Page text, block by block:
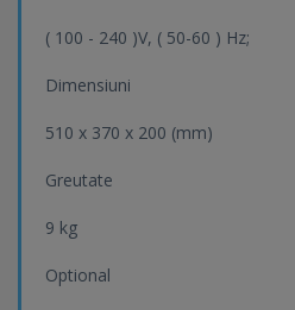
( 100 - 240 )V, ( 50-60 ) Hz;
Dimensiuni
510 x 370 x 200 (mm)
Greutate
9 kg
Optional